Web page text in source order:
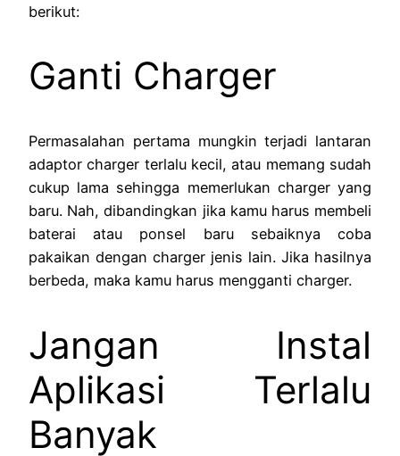
berikut:
Ganti Charger
Permasalahan pertama mungkin terjadi lantaran
adaptor charger terlalu kecil, atau memang sudah
cukup lama sehingga memerlukan charger yang
baru. Nah, dibandingkan jika kamu harus membeli
baterai atau ponsel baru sebaiknya coba
pakaikan dengan charger jenis lain. Jika hasilnya
berbeda, maka kamu harus mengganti charger.
Jangan Instal
Aplikasi Terlalu
Banyak